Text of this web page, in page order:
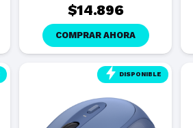
$14.896
COMPRAR AHORA
DISPONIBLE